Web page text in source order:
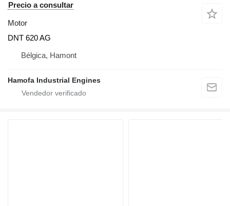
Precio a consultar
Motor
DNT 620 AG
Bélgica, Hamont
Hamofa Industrial Engines